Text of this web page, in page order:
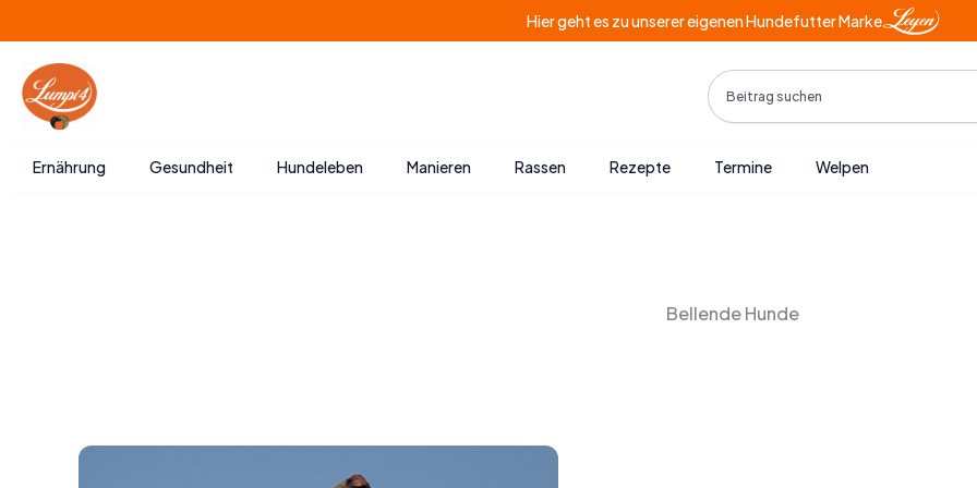
Inhalt
springen
Hier geht es zu unserer eigenen Hundefutter Marke
Search
Ernährung Gesundheit Hundeleben Manieren Rassen Rezepte Termine Welpen
Bellende Hunde